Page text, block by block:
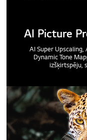
AI Picture
AI Super Upscaling,
Dynamic Tone
izšķirtspēju,